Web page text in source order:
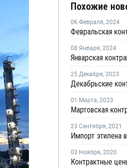
Похожие
06 Февраля, 2024
08 Января, 2024
25 Декабря, 2023
01 Марта, 2023
23 Сентября, 2021
03 Ноября, 2020